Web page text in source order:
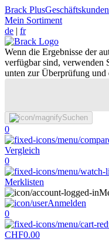
Brack PlusGeschäftskunden
Mein Sortiment
de | fr
Wenn die Ergebnisse der
verfügbar sind, verwenden
unten zur Überprüfung und
Suchen
0
Vergleich
0
Merklisten
Anmelden
0
CHF0.00